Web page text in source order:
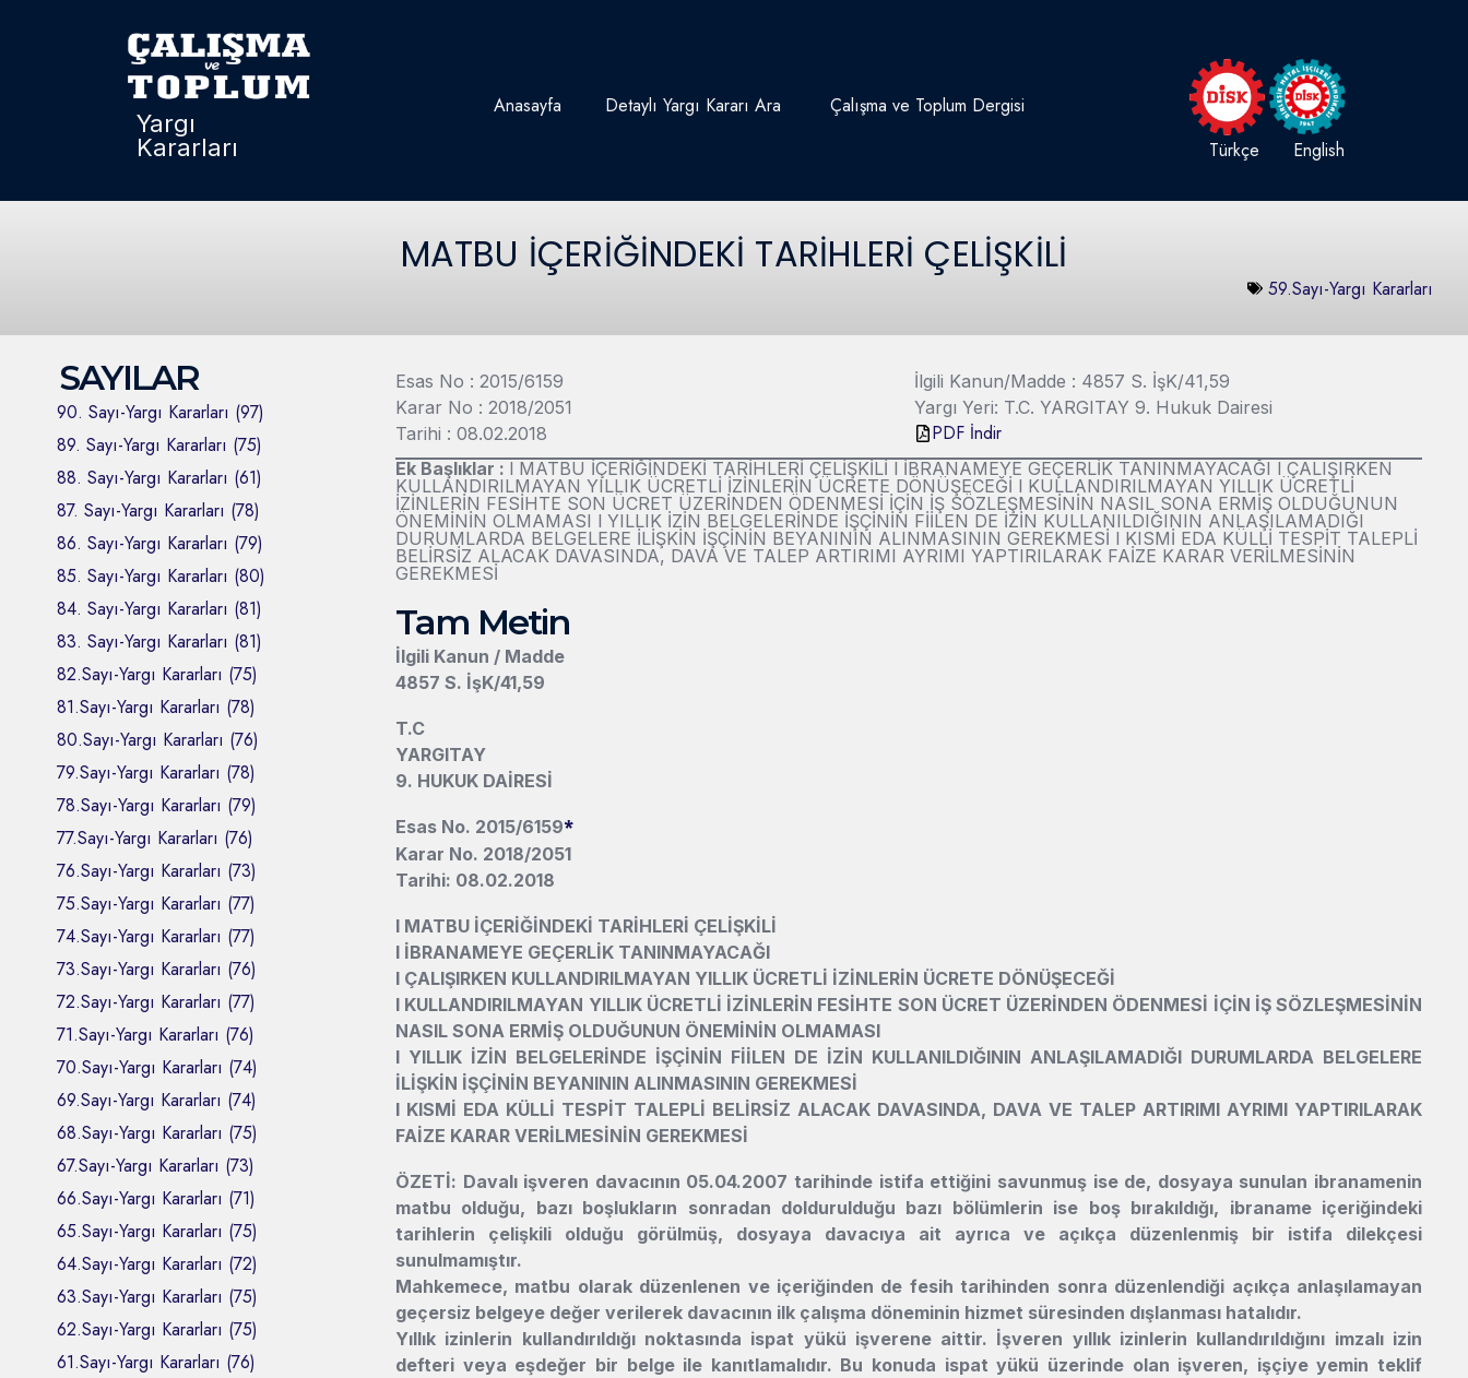
Yargı
Kararları
Anasayfa Detaylı Yargı Kararı Ara
Çalışma ve Toplum Dergisi
Türkçe
English
MATBU İÇERİĞİNDEKİ TARİHLERİ ÇELİŞKİLİ
59.Sayı-Yargı Kararları
SAYILAR
90. Sayı-Yargı Kararları (97)
89. Sayı-Yargı Kararları (75)
88. Sayı-Yargı Kararları (61)
87. Sayı-Yargı Kararları (78)
86. Sayı-Yargı Kararları (79)
85. Sayı-Yargı Kararları (80)
84. Sayı-Yargı Kararları (81)
83. Sayı-Yargı Kararları (81)
82.Sayı-Yargı Kararları (75)
81.Sayı-Yargı Kararları (78)
80.Sayı-Yargı Kararları (76)
79.Sayı-Yargı Kararları (78)
78.Sayı-Yargı Kararları (79)
77.Sayı-Yargı Kararları (76)
76.Sayı-Yargı Kararları (73)
75.Sayı-Yargı Kararları (77)
74.Sayı-Yargı Kararları (77)
73.Sayı-Yargı Kararları (76)
72.Sayı-Yargı Kararları (77)
71.Sayı-Yargı Kararları (76)
70.Sayı-Yargı Kararları (74)
69.Sayı-Yargı Kararları (74)
68.Sayı-Yargı Kararları (75)
67.Sayı-Yargı Kararları (73)
66.Sayı-Yargı Kararları (71)
65.Sayı-Yargı Kararları (75)
64.Sayı-Yargı Kararları (72)
63.Sayı-Yargı Kararları (75)
62.Sayı-Yargı Kararları (75)
61.Sayı-Yargı Kararları (76)
Esas No : 2015/6159
Karar No : 2018/2051
Tarihi : 08.02.2018
İlgili Kanun/Madde : 4857 S. İşK/41,59
Yargı Yeri: T.C. YARGITAY 9. Hukuk Dairesi
PDF İndir
Ek Başlıklar : l MATBU İÇERİĞİNDEKİ TARİHLERİ ÇELİŞKİLİ l İBRANAMEYE GEÇERLİK TANINMAYACAĞI l ÇALIŞIRKEN
KULLANDIRILMAYAN YILLIK ÜCRETLİ İZİNLERİN ÜCRETE DÖNÜŞECEĞİ l KULLANDIRILMAYAN YILLIK ÜCRETLİ
İZİNLERİN FESİHTE SON ÜCRET ÜZERİNDEN ÖDENMESİ İÇİN İŞ SÖZLEŞMESİNİN NASIL SONA ERMİŞ OLDUĞUNUN
ÖNEMİNİN OLMAMASI l YILLIK İZİN BELGELERİNDE İŞÇİNİN FİİLEN DE İZİN KULLANILDIĞININ ANLAŞILAMADIĞI
DURUMLARDA BELGELERE İLİŞKİN İŞÇİNİN BEYANININ ALINMASININ GEREKMESİ l KISMİ EDA KÜLLİ TESPİT TALEPLİ
BELİRSİZ ALACAK DAVASINDA, DAVA VE TALEP ARTIRIMI AYRIMI YAPTIRILARAK FAİZE KARAR VERİLMESİNİN
GEREKMESİ
Tam Metin
İlgili Kanun / Madde
4857 S. İşK/41,59
T.C
YARGITAY
9. HUKUK DAİRESİ
Esas No. 2015/6159*
Karar No. 2018/2051
Tarihi: 08.02.2018
l MATBU İÇERİĞİNDEKİ TARİHLERİ ÇELİŞKİLİ
l İBRANAMEYE GEÇERLİK TANINMAYACAĞI
l ÇALIŞIRKEN KULLANDIRILMAYAN YILLIK ÜCRETLİ İZİNLERİN ÜCRETE DÖNÜŞECEĞİ
l KULLANDIRILMAYAN YILLIK ÜCRETLİ İZİNLERİN FESİHTE SON ÜCRET ÜZERİNDEN ÖDENMESİ İÇİN İŞ SÖZLEŞMESİNİN
NASIL SONA ERMİŞ OLDUĞUNUN ÖNEMİNİN OLMAMASI
l YILLIK İZİN BELGELERİNDE İŞÇİNİN FİİLEN DE İZİN KULLANILDIĞININ ANLAŞILAMADIĞI DURUMLARDA BELGELERE
İLİŞKİN İŞÇİNİN BEYANININ ALINMASININ GEREKMESİ
l KISMİ EDA KÜLLİ TESPİT TALEPLİ BELİRSİZ ALACAK DAVASINDA, DAVA VE TALEP ARTIRIMI AYRIMI YAPTIRILARAK
FAİZE KARAR VERİLMESİNİN GEREKMESİ
ÖZETİ: Davalı işveren davacının 05.04.2007 tarihinde istifa ettiğini savunmuş ise de, dosyaya sunulan ibranamenin
matbu olduğu, bazı boşlukların sonradan doldurulduğu bazı bölümlerin ise boş bırakıldığı, ibraname içeriğindeki
tarihlerin çelişkili olduğu görülmüş, dosyaya davacıya ait ayrıca ve açıkça düzenlenmiş bir istifa dilekçesi
sunulmamıştır.
Mahkemece, matbu olarak düzenlenen ve içeriğinden de fesih tarihinden sonra düzenlendiği açıkça anlaşılamayan
geçersiz belgeye değer verilerek davacının ilk çalışma döneminin hizmet süresinden dışlanması hatalıdır.
Yıllık izinlerin kullandırıldığı noktasında ispat yükü işverene aittir. İşveren yıllık izinlerin kullandırıldığını imzalı izin
defteri veya eşdeğer bir belge ile kanıtlamalıdır. Bu konuda ispat yükü üzerinde olan işveren, işçiye yemin teklif